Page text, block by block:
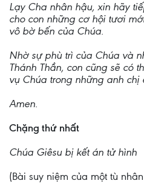
Lạy Cha nhân hậu, xin hãy
cho con những cơ hội tươi
vô bờ bến của Chúa.
Nhờ sự phù trì của Chúa và
Thánh Thần, con cũng sẽ có
vụ Chúa trong những anh chị
Amen.
Chặng thứ nhất
Chúa Giêsu bị kết án tử hình
(Bài suy niệm của một tù